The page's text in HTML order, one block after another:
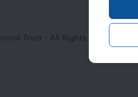
Trust - All Rights Reserved